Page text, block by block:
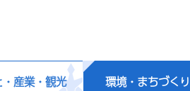
・産業・観光 環境・まちづくり